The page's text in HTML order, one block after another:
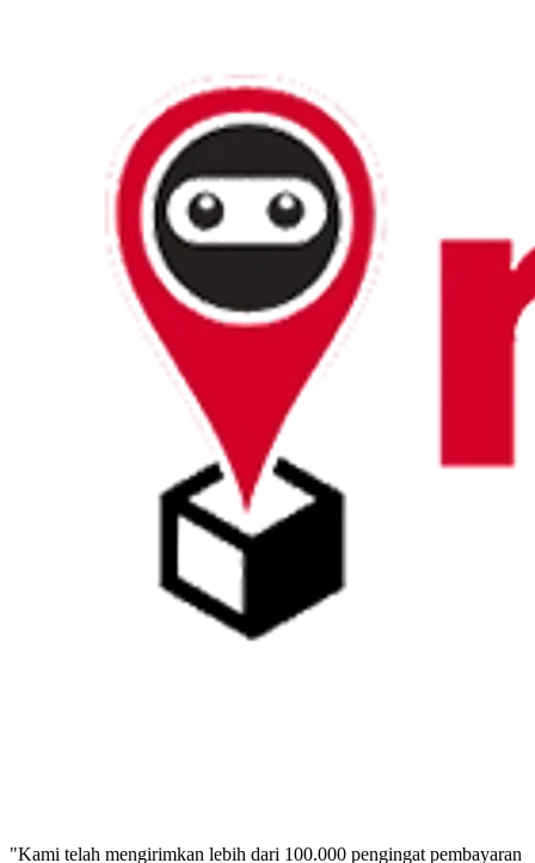
"Kami telah mengirimkan lebih dari 100.000 pengingat pembayaran